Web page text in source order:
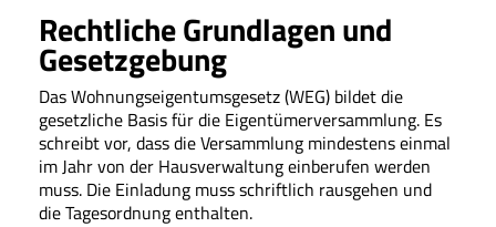
Rechtliche Grundlagen und
Gesetzgebung
Das Wohnungseigentumsgesetz (WEG) bildet die
gesetzliche Basis für die Eigentümerversammlung. Es
schreibt vor, dass die Versammlung mindestens einmal
im Jahr von der Hausverwaltung einberufen werden
muss. Die Einladung muss schriftlich rausgehen und
die Tagesordnung enthalten.